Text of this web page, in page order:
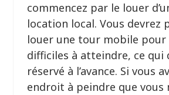
commencez par le louer
location local. Vous devrez
louer une tour mobile pour
difficiles à atteindre, ce qui
réservé à l’avance. Si vous
endroit à peindre que vous